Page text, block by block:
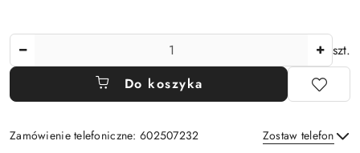
szt.
Do koszyka
Zamówienie telefoniczne: 602507232 Zostaw telefon